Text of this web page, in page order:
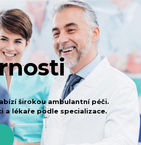
širokou ambulantní péči.
a lékaře podle specializace.